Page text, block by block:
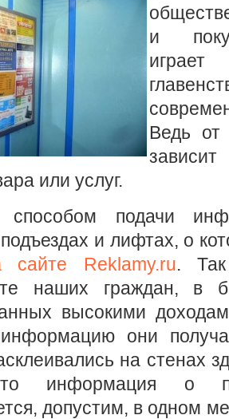
и
Ведь от
или услуг.
способом подачи
и лифтах, о
сайте Reklamy.ru.
наших граждан, в
высокими
они
на стенах
информация о
допустим, в одном